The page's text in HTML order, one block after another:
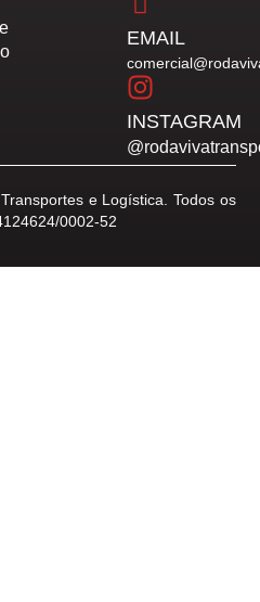
EMAIL
INSTAGRAM
e Logística. Todos os
0002-52